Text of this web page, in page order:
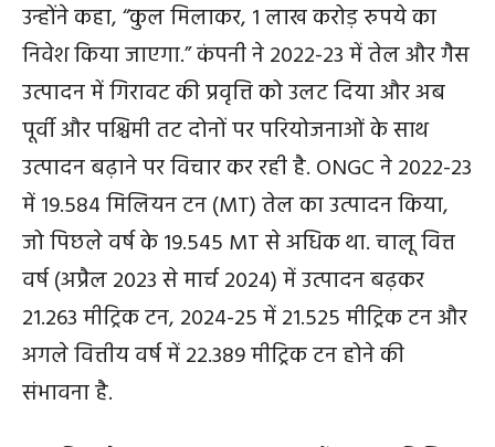
उन्होंने कहा, “कुल मिलाकर, 1 लाख करोड़ रुपये का
निवेश किया जाएगा.” कंपनी ने 2022-23 में तेल और गैस
उत्पादन में गिरावट की प्रवृत्ति को उलट दिया और अब
पूर्वी और पश्चिमी तट दोनों पर परियोजनाओं के साथ
उत्पादन बढ़ाने पर विचार कर रही है. ONGC ने 2022-23
में 19.584 मिलियन टन (MT) तेल का उत्पादन किया,
जो पिछले वर्ष के 19.545 MT से अधिक था. चालू वित्त
वर्ष (अप्रैल 2023 से मार्च 2024) में उत्पादन बढ़कर
21.263 मीट्रिक टन, 2024-25 में 21.525 मीट्रिक टन और
अगले वित्तीय वर्ष में 22.389 मीट्रिक टन होने की
संभावना है.